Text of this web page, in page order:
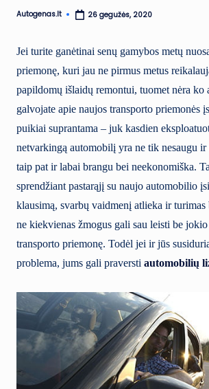
Posted
Autogenas.lt 26 gegužės, 2020
Jei turite ganėtinai senų gamybos metų
priemonę, kuri jau ne pirmus metus
papildomų išlaidų remontui, tuomet nėra ko
galvojate apie naujos transporto priemonės
puikiai suprantama – juk kasdien
netvarkingą automobilį yra ne tik nesaugu ir
taip pat ir labai brangu bei neekonomiška.
sprendžiant pastarąjį su naujo automobilio
klausimą, svarbų vaidmenį atlieka ir turimas
ne kiekvienas žmogus gali sau leisti be
transporto priemonę. Todėl jei ir jūs
problema, jums gali praversti automobilių